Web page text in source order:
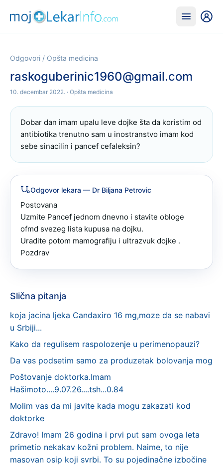
Odgovori / Opšta medicina
raskoguberinic1960@gmail.com
10. decembar 2022. · Opšta medicina
Dobar dan imam upalu leve dojke šta da koristim od
antibiotika trenutno sam u inostranstvo imam kod
sebe sinacilin i pancef cefaleksin?
Odgovor lekara — Dr Biljana Petrovic
Postovana
Uzmite Pancef jednom dnevno i stavite obloge
ofmd svezeg lista kupusa na dojku.
Uradite potom mamografiju i ultrazvuk dojke .
Pozdrav
Slična pitanja
koja jacina ljeka Candaxiro 16 mg,moze da se nabavi
u Srbiji...
Kako da regulisem raspolozenje u perimenopauzi?
Da vas podsetim samo za produzetak bolovanja mog
Poštovanje doktorka.Imam
Hašimoto....9.07.26....tsh...0.84
Molim vas da mi javite kada mogu zakazati kod
doktorke
Zdravo! Imam 26 godina i prvi put sam ovoga leta
primetio nekakav kožni problem. Naime, to nije
masovan osip koji svrbi. To su pojedinačne izbočine